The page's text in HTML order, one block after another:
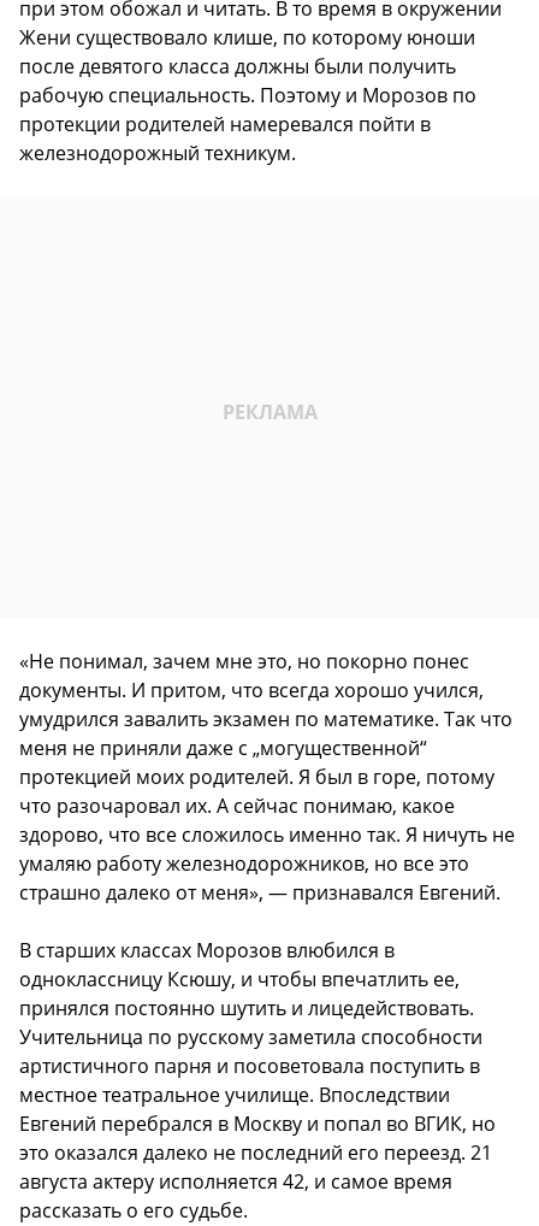
при этом обожал и читать. В то время в окружении
Жени существовало клише, по которому юноши
после девятого класса должны были получить
рабочую специальность. Поэтому и Морозов по
протекции родителей намеревался пойти в
железнодорожный техникум.
«Не понимал, зачем мне это, но покорно понес
документы. И притом, что всегда хорошо учился,
умудрился завалить экзамен по математике. Так что
меня не приняли даже с „могущественной“
протекцией моих родителей. Я был в горе, потому
что разочаровал их. А сейчас понимаю, какое
здорово, что все сложилось именно так. Я ничуть не
умаляю работу железнодорожников, но все это
страшно далеко от меня», — признавался Евгений.
В старших классах Морозов влюбился в
одноклассницу Ксюшу, и чтобы впечатлить ее,
принялся постоянно шутить и лицедействовать.
Учительница по русскому заметила способности
артистичного парня и посоветовала поступить в
местное театральное училище. Впоследствии
Евгений перебрался в Москву и попал во ВГИК, но
это оказался далеко не последний его переезд. 21
августа актеру исполняется 42, и самое время
рассказать о его судьбе.